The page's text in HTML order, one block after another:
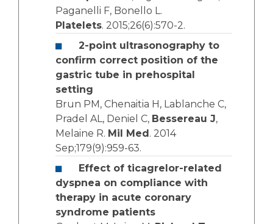
Paganelli F, Bonello L.
Platelets. 2015;26(6):570-2.
2-point ultrasonography to
confirm correct position of the
gastric tube in prehospital
setting
Brun PM, Chenaitia H, Lablanche C,
Pradel AL, Deniel C, Bessereau J,
Melaine R. Mil Med . 2014
Sep;179(9):959-63.
Effect of ticagrelor-related
dyspnea on compliance with
therapy in acute coronary
syndrome patients